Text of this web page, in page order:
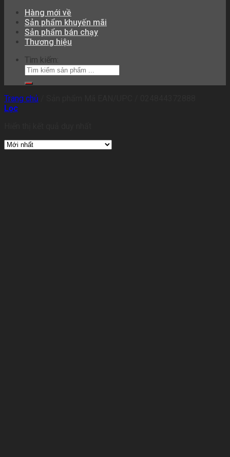
Hàng mới về
Sản phẩm khuyến mãi
Sản phẩm bán chạy
Thương hiệu
Tìm kiếm:
Trang chủ
Lọc